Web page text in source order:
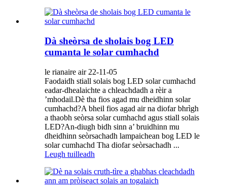
Dà sheòrsa de sholais bog LED
cumanta le solar cumhachd
le rianaire air 22-11-05
Faodaidh stiall solais bog LED solar cumhachd
eadar-dhealaichte a chleachdadh a rèir a
’mhodail.Dè tha fios agad mu dheidhinn solar
cumhachd?A bheil fios agad air na diofar bhrìgh
a thaobh seòrsa solar cumhachd agus stiall solais
LED?An-diugh bidh sinn a’ bruidhinn mu
dheidhinn seòrsachadh lampaichean bog LED le
solar cumhachd Tha diofar seòrsachadh ...
Leugh tuilleadh